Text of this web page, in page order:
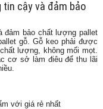
tin cậy và đảm bảo
đảm bảo chất lượng pallet
gỗ. Gỗ keo phải được
lượng, không mối mọt.
cơ sở làm điêu để thu lãi
với giá rẻ nhất